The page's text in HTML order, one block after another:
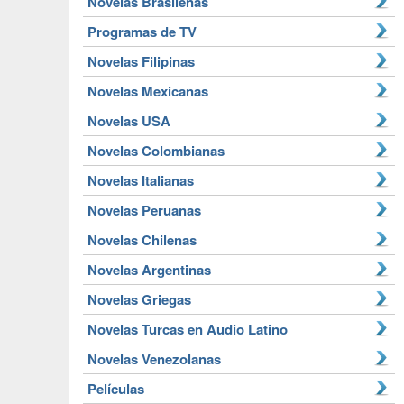
Programas de TV
Novelas Filipinas
Novelas Mexicanas
Novelas USA
Novelas Colombianas
Novelas Italianas
Novelas Peruanas
Novelas Chilenas
Novelas Argentinas
Novelas Griegas
Novelas Turcas en Audio Latino
Novelas Venezolanas
Películas